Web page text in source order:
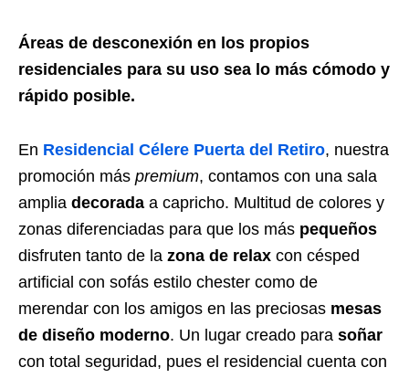
Áreas de desconexión en los propios
residenciales para su uso sea lo más cómodo y
rápido posible.
En Residencial Célere Puerta del Retiro, nuestra
promoción más premium, contamos con una sala
amplia decorada a capricho. Multitud de colores y
zonas diferenciadas para que los más pequeños
disfruten tanto de la zona de relax con césped
artificial con sofás estilo chester como de
merendar con los amigos en las preciosas mesas
de diseño moderno. Un lugar creado para soñar
con total seguridad, pues el residencial cuenta con